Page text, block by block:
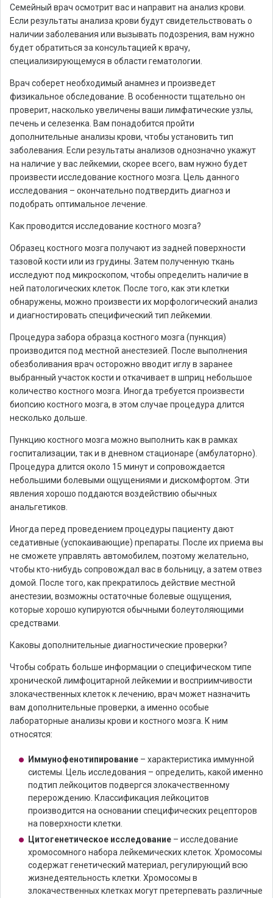
Семейный врач осмотрит вас и направит на анализ крови.
Если результаты анализа крови будут свидетельствовать о
наличии заболевания или вызывать подозрения, вам нужно
будет обратиться за консультацией к врачу,
специализирующемуся в области гематологии.
Врач соберет необходимый анамнез и произведет
физикальное обследование. В особенности тщательно он
проверит, насколько увеличены ваши лимфатические узлы,
печень и селезенка. Вам понадобится пройти
дополнительные анализы крови, чтобы установить тип
заболевания. Если результаты анализов однозначно укажут
на наличие у вас лейкемии, скорее всего, вам нужно будет
произвести исследование костного мозга. Цель данного
исследования – окончательно подтвердить диагноз и
подобрать оптимальное лечение.
Как проводится исследование костного мозга?
Образец костного мозга получают из задней поверхности
тазовой кости или из грудины. Затем полученную ткань
исследуют под микроскопом, чтобы определить наличие в
ней патологических клеток. После того, как эти клетки
обнаружены, можно произвести их морфологический анализ
и диагностировать специфический тип лейкемии.
Процедура забора образца костного мозга (пункция)
производится под местной анестезией. После выполнения
обезболивания врач осторожно вводит иглу в заранее
выбранный участок кости и откачивает в шприц небольшое
количество костного мозга. Иногда требуется произвести
биопсию костного мозга, в этом случае процедура длится
несколько дольше.
Пункцию костного мозга можно выполнить как в рамках
госпитализации, так и в дневном стационаре (амбулаторно).
Процедура длится около 15 минут и сопровождается
небольшими болевыми ощущениями и дискомфортом. Эти
явления хорошо поддаются воздействию обычных
анальгетиков.
Иногда перед проведением процедуры пациенту дают
седативные (успокаивающие) препараты. После их приема вы
не сможете управлять автомобилем, поэтому желательно,
чтобы кто-нибудь сопровождал вас в больницу, а затем отвез
домой. После того, как прекратилось действие местной
анестезии, возможны остаточные болевые ощущения,
которые хорошо купируются обычными болеутоляющими
средствами.
Каковы дополнительные диагностические проверки?
Чтобы собрать больше информации о специфическом типе
хронической лимфоцитарной лейкемии и восприимчивости
злокачественных клеток к лечению, врач может назначить
вам дополнительные проверки, а именно особые
лабораторные анализы крови и костного мозга. К ним
относятся:
Иммунофенотипирование – характеристика иммунной
системы. Цель исследования – определить, какой именно
подтип лейкоцитов подвергся злокачественному
перерождению. Классификация лейкоцитов
производится на основании специфических рецепторов
на поверхности клетки.
Цитогенетическое исследование – исследование
хромосомного набора лейкемических клеток. Хромосомы
содержат генетический материал, регулирующий всю
жизнедеятельность клетки. Хромосомы в
злокачественных клетках могут претерпевать различные